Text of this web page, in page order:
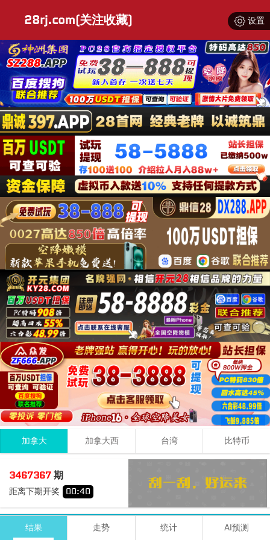
设置
28rj.com(关注收藏)
加拿大 加拿大西 台湾 比特币
3467367期
距离下期开奖 00:39
0 + 0 2 02
期号
号码
结果 走势 统计 AI预测